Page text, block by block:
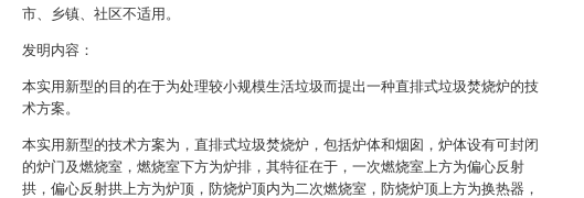
市、乡镇、社区不适用。
发明内容：
本实用新型的目的在于为处理较小规模生活垃圾而提出一种直排式垃圾焚烧炉的技
术方案。
本实用新型的技术方案为，直排式垃圾焚烧炉，包括炉体和烟囱，炉体设有可封闭
的炉门及燃烧室，燃烧室下方为炉排，其特征在于，一次燃烧室上方为偏心反射
拱，偏心反射拱上方为炉顶，防烧炉顶内为二次燃烧室，防烧炉顶上方为换热器，